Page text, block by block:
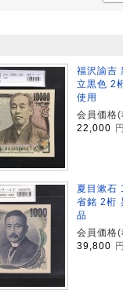
福沢諭吉
立黒色 2
使用
会員価格(
22,000
円
夏目漱石
省銘 2桁
品
会員価格(
39,800
円